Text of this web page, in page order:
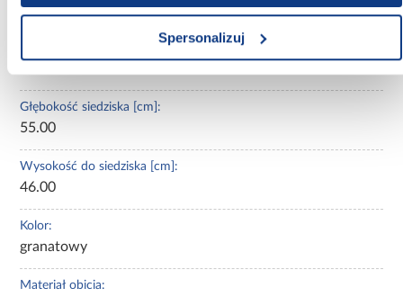
Spersonalizuj
79-96
Powierzchnia spania [cm]:
Głębokość siedziska [cm]:
55.00
Wysokość do siedziska [cm]:
46.00
Kolor:
granatowy
Materiał obicia: